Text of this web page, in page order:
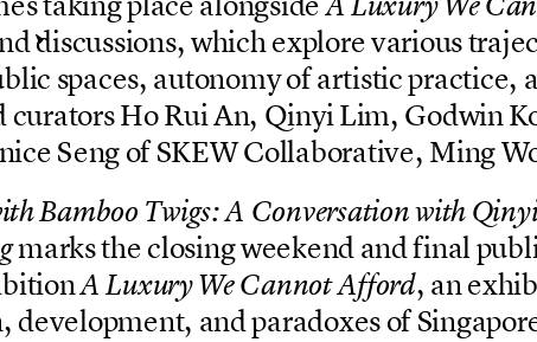
ddiscussions,whichexplorevarioustraje
blic spaces, autonomyofartisticpractice,
curatorsHoRuiAn, QinyiLim, GodwinK
iceSengofSKEWCollaborative, MingW
ithBamboo Twigs:A ConversationwithQiny
gmarkstheclosingweekendandfinalpubl
bitionA LuxuryWeCannotAfford, anexhib
, development, andparadoxesofSingapor